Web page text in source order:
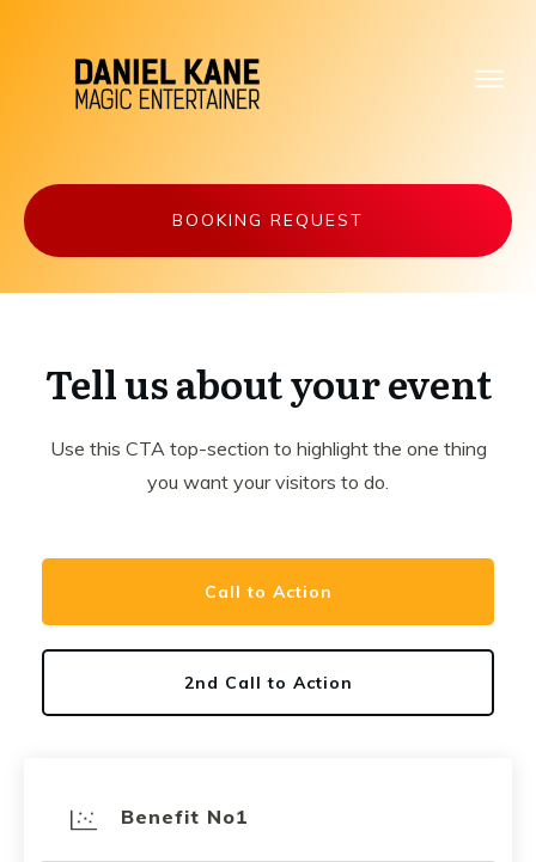
BOOKING REQUEST
Tell us about your event
Use this CTA top-section to highlight the one thing
you want your visitors to do.
Call to Action
2nd Call to Action
Benefit No1